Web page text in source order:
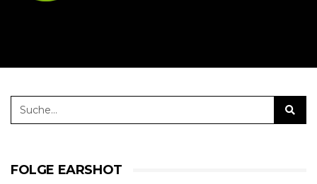
FOLGE EARSHOT